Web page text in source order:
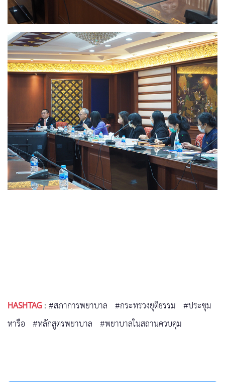
HASHTAG:#สภาการพยาบาล #กระทรวงยุติธรรม #ประชุม
หารือ #หลักสูตรพยาบาล #พยาบาลในสถานควบคุม